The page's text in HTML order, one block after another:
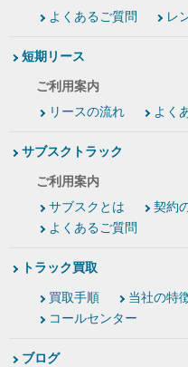
よくあるご質問
レ
短期リース
ご利用案内
リースの流れ
よく
サブスクトラック
ご利用案内
サブスクとは
契約
よくあるご質問
トラック買取
買取手順 当社の特
コールセンター
ブログ